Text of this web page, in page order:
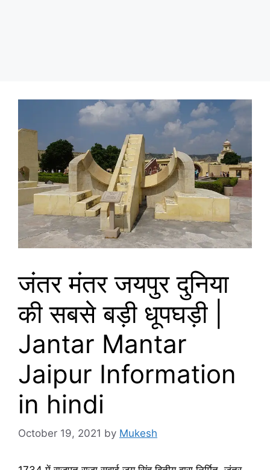
जंतर मंतर जयपुर दुनिया
की सबसे बड़ी धूपघड़ी |
Jantar Mantar
Jaipur Information
in hindi
October 19, 2021 by Mukesh